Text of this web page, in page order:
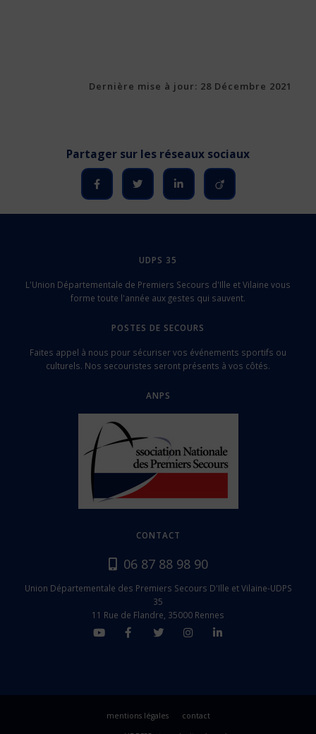
Dernière mise à jour: 28 Décembre 2021
UDPS 35
L'Union Départementale de Premiers Secours d'Ille et Vilaine vous
forme toute l'année aux gestes qui sauvent.
POSTES DE SECOURS
Faites appel à nous pour sécuriser vos événements sportifs ou
culturels. Nos secouristes seront présents à vos côtés.
ANPS
CONTACT
06 87 88 98 90
Union Départementale des Premiers Secours D'Ille et Vilaine-UDPS
35
11 Rue de Flandre, 35000 Rennes
mentions légales contact